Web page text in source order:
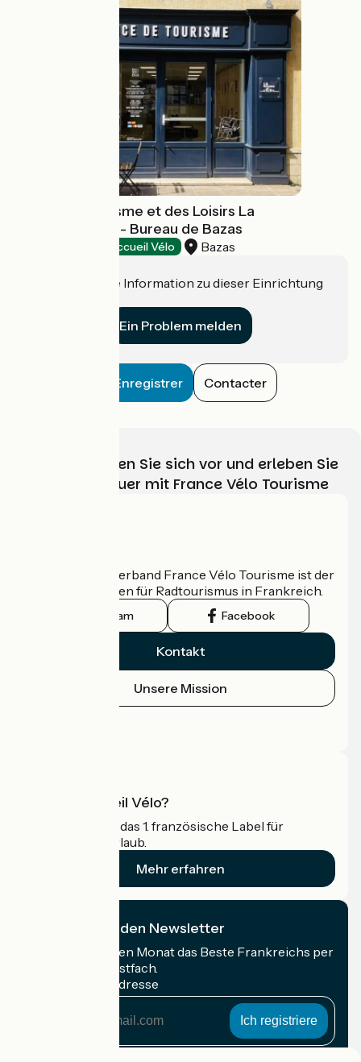
Office de Tourisme et des Loisirs La
Gironde du Sud - Bureau de Bazas
Accueil Vélo Bazas
Haben Sie eine Information zu dieser Einrichtung
Ein Problem melden
Enregistrer Contacter
Wählen, bereiten Sie sich vor und erleben Sie
Ihr Radabenteuer mit France Vélo Tourisme
Der nationale Verband France Vélo Tourisme ist der
offizielle Leitfaden für Radtourismus in Frankreich.
Instagram Facebook
Kontakt
Unsere Mission
Was ist Accueil Vélo?
Accueil Vélo ist das 1. französische Label für
Radfahrer im Urlaub.
Mehr erfahren
Ich abonniere den Newsletter
Erhalten Sie jeden Monat das Beste Frankreichs per
Rad in Ihrem Postfach.
Meine E-Mail-Adresse